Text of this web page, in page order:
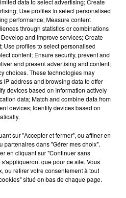
Blanco invite Selena Gomez et
G sur son nouveau single
Desk invite Charlie Puth pour une
solaire
Grande prendra une pause après
mondiale
data to select advertising; Create
Use profiles to select personalised
performance; Measure content
through statistics or combinations
and improve services; Create
Use profiles to select personalised
content; Ensure security, prevent and
and present advertising and content;
choices. These technologies may
IP address and browsing data to offer
devices based on information actively
data; Match and combine data from
devices; Identify devices based on
sur "Accepter et fermer", ou affiner en
partenaires dans "Gérer mes choix".
en cliquant sur "Continuer sans
que pour ce site. Vous
ou retirer votre consentement à tout
situé en bas de chaque page.